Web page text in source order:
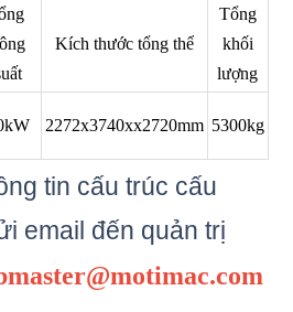
Kích thước tổng thể
Tổng
khối
lượng
2272x3740xx2720mm 5300kg
tin cấu trúc cấu
email đến quản trị